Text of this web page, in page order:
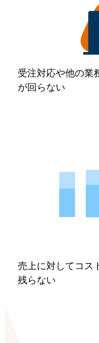
受注対応や他の業
が回らない
売上に対してコス
残らない